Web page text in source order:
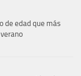
de edad que más